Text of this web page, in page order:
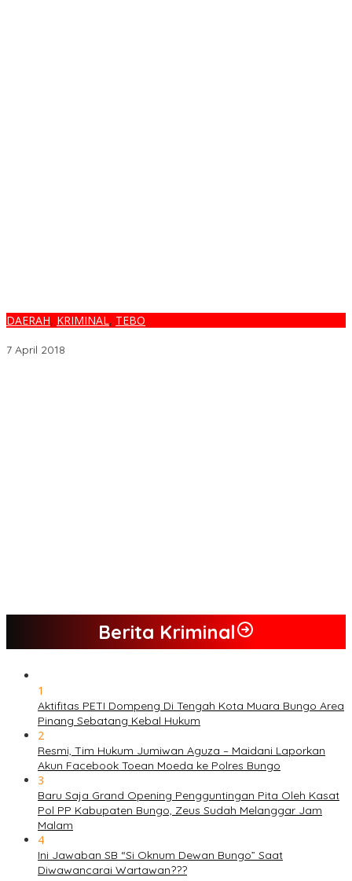
DAERAH, KRIMINAL, TEBO
7 April 2018
Berita Kriminal
1
Aktifitas PETI Dompeng Di Tengah Kota Muara Bungo Area
Pinang Sebatang Kebal Hukum
2
Resmi, Tim Hukum Jumiwan Aguza – Maidani Laporkan
Akun Facebook Toean Moeda ke Polres Bungo
3
Baru Saja Grand Opening Pengguntingan Pita Oleh Kasat
Pol PP Kabupaten Bungo, Zeus Sudah Melanggar Jam
Malam
4
Ini Jawaban SB “Si Oknum Dewan Bungo” Saat
Diwawancarai Wartawan???